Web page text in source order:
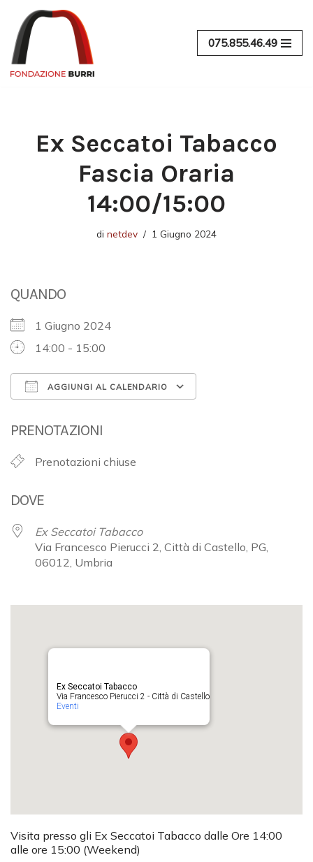
Vai
al
contenuto
075.855.46.49
Ex Seccatoi Tabacco
Fascia Oraria
14:00/15:00
di netdev 1 Giugno 2024
QUANDO
1 Giugno 2024
14:00 - 15:00
AGGIUNGI AL CALENDARIO
PRENOTAZIONI
Prenotazioni chiuse
DOVE
Ex Seccatoi Tabacco
Via Francesco Pierucci 2, Città di Castello, PG,
06012, Umbria
Ex Seccatoi Tabacco
Via Francesco Pierucci 2 - Città di Castello
Eventi
Visita presso gli Ex Seccatoi Tabacco dalle Ore 14:00
alle ore 15:00 (Weekend)